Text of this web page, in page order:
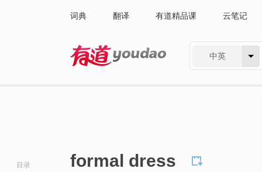
词典 翻译 有道精品课 云笔记
中英
目录 formal dress